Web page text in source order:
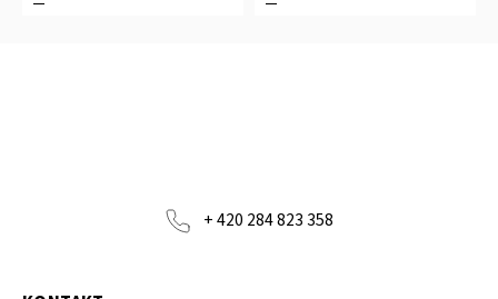
+ 420 284 823 358